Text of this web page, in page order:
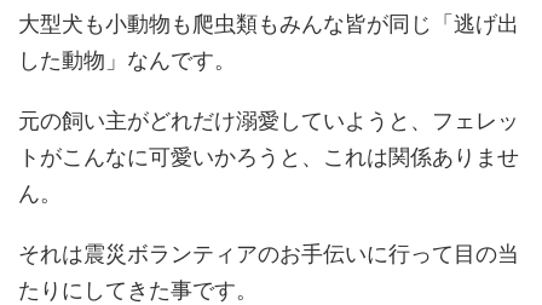
大型犬も小動物も爬虫類もみんな皆が同じ「逃げ出
した動物」なんです。
元の飼い主がどれだけ溺愛していようと、フェレッ
トがこんなに可愛いかろうと、これは関係ありませ
ん。
それは震災ボランティアのお手伝いに行って目の当
たりにしてきた事です。